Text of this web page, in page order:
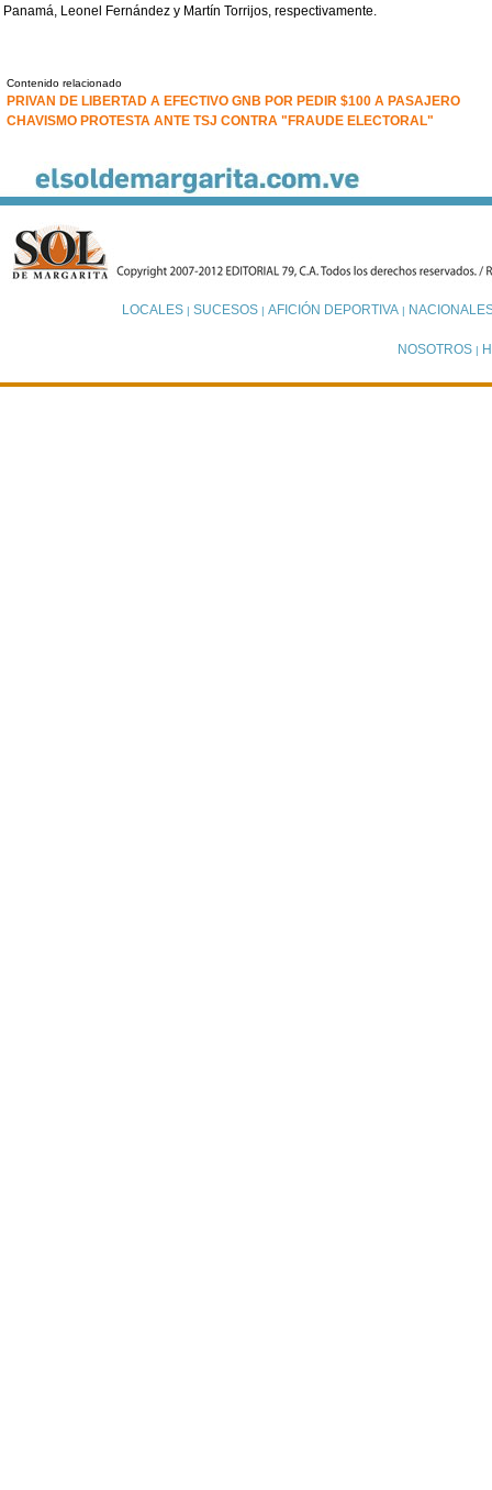
Panamá, Leonel Fernández y Martín Torrijos, respectivamente.
Contenido relacionado
PRIVAN DE LIBERTAD A EFECTIVO GNB POR PEDIR $100 A PASAJERO
CHAVISMO PROTESTA ANTE TSJ CONTRA "FRAUDE ELECTORAL"
LOCALES| SUCESOS| AFICIÓN DEPORTIVA|
NOSOTROS |